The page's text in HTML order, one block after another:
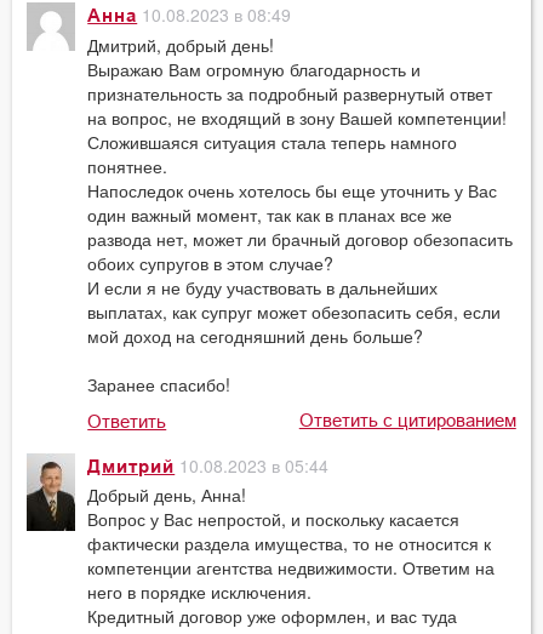
Анна 10.08.2023 в 08:49
Дмитрий, добрый день!
Выражаю Вам огромную благодарность и
признательность за подробный развернутый ответ
на вопрос, не входящий в зону Вашей компетенции!
Сложившаяся ситуация стала теперь намного
понятнее.
Напоследок очень хотелось бы еще уточнить у Вас
один важный момент, так как в планах все же
развода нет, может ли брачный договор обезопасить
обоих супругов в этом случае?
И если я не буду участвовать в дальнейших
выплатах, как супруг может обезопасить себя, если
мой доход на сегодняшний день больше?
Заранее спасибо!
Ответить Ответить с цитированием
Дмитрий 10.08.2023 в 05:44
Добрый день, Анна!
Вопрос у Вас непростой, и поскольку касается
фактически раздела имущества, то не относится к
компетенции агентства недвижимости. Ответим на
него в порядке исключения.
Кредитный договор уже оформлен, и вас туда